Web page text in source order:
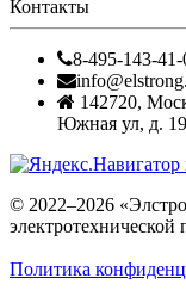
Контакты
8-495-143-41-
142720,
Южная ул, д. 19
© 2022–2026
электротехнической
Политика